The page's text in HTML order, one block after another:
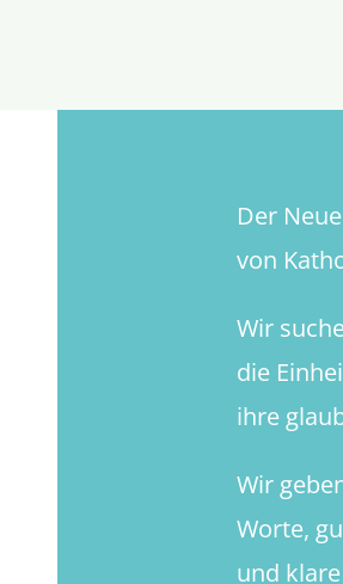
Der
von
Wir
die
ihre
Wir
Worte,
und